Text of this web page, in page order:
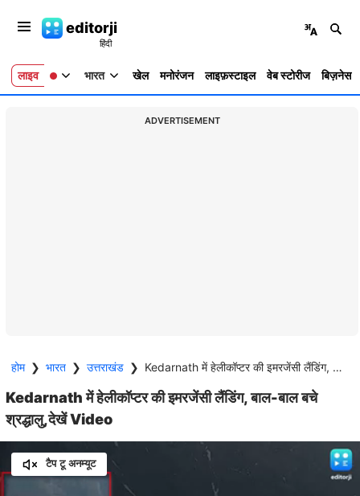
editorji
लाइव भारत खेल मनोरंजन लाइफ़स्टाइल वेब स्टोरीज बिज़नेस
ADVERTISEMENT
होम ❯ भारत ❯ उत्तराखंड ❯ Kedarnath में हेलीकॉप्टर की इमरजेंसी लैंडिंग, बाल-बाल बचे श्रद्धालु,देखें Video
Kedarnath में हेलीकॉप्टर की इमरजेंसी लैंडिंग, बाल-बाल बचे
श्रद्धालु,देखें Video
टैप टू अनम्यूट